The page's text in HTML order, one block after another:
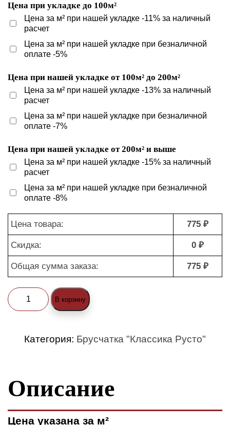
Цена при укладке до 100м²
Цена за м² при нашей укладке -11% за наличный
расчет
Цена за м² при нашей укладке при безналичной
оплате -5%
Цена при нашей укладке от 100м² до 200м²
Цена за м² при нашей укладке -13% за наличный
расчет
Цена за м² при нашей укладке при безналичной
оплате -7%
Цена при нашей укладке от 200м² и выше
Цена за м² при нашей укладке -15% за наличный
расчет
Цена за м² при нашей укладке при безналичной
оплате -8%
Цена товара: 775 ₽
Скидка: 0 ₽
Общая сумма заказа: 775 ₽
Количество
товара
1-
(ColorMix)"
В корзину
Категория: Брусчатка "Классика Русто"
Описание
Цена указана за м²